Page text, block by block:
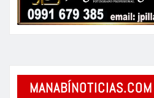
MANABÍNOTICIAS.COM